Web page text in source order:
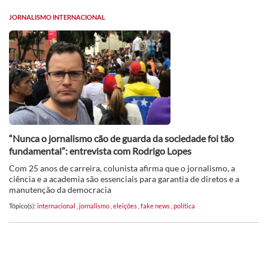
JORNALISMO INTERNACIONAL
“Nunca o jornalismo cão de guarda da sociedade foi tão
fundamental”: entrevista com Rodrigo Lopes
Com 25 anos de carreira, colunista afirma que o jornalismo, a
ciência e a academia são essenciais para garantia de diretos e a
manutenção da democracia
Tópico(s): internacional jornalismo eleições fake news política